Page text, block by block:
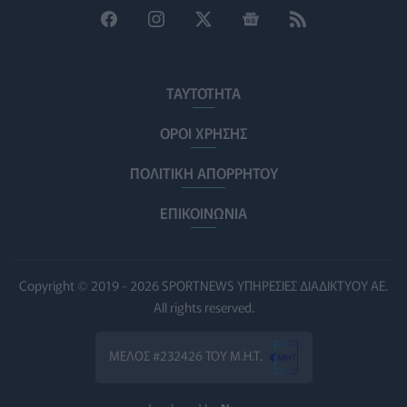
Η ΕΙΝΑΠ καταγγέλλει την αιφνιδιαστική ένταξη του
Ηλεκτρικά πατίνια: 3,5 φορές μεγαλύτερος ο κίνδυνος
07/08/2026 - 14:00
ΗΠΑ: Μεγάλη τράπεζα επενδύει 250 εκατ. δολάρια
τον χρόνο για φάρμακα GLP-1 στους εργαζομένους
07/08/2026 - 13:00
«κόκκινο» η Αττική – Τι πρέπει να προσέχουν οι
ΤΑΥΤΟΤΗΤΑ
ΟΡΟΙ ΧΡΗΣΗΣ
ΠΟΛΙΤΙΚΗ ΑΠΟΡΡΗΤΟΥ
ΕΠΙΚΟΙΝΩΝΙΑ
Copyright © 2019 - 2026 SPORTNEWS ΥΠΗΡΕΣΙΕΣ ΔΙΑΔΙΚΤΥΟΥ ΑΕ.
All rights reserved.
ΜΕΛΟΣ #232426 ΤΟΥ Μ.Η.Τ.